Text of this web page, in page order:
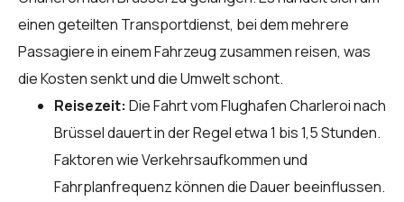
einen geteilten Transportdienst, bei dem mehrere
Passagiere in einem Fahrzeug zusammen reisen, was
die Kosten senkt und die Umwelt schont.
Reisezeit: Die Fahrt vom Flughafen Charleroi nach
Brüssel dauert in der Regel etwa 1 bis 1,5 Stunden.
Faktoren wie Verkehrsaufkommen und
Fahrplanfrequenz können die Dauer beeinflussen.